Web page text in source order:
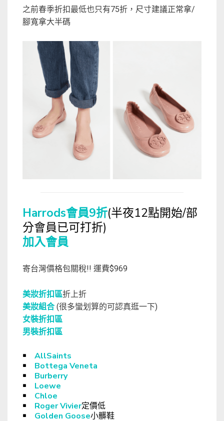
之前春季折扣最低也只有75折，尺寸建議正常拿/
腳寬拿大半碼
Harrods會員9折(半夜12點開始/部
分會員已可打折)
加入會員
寄台灣價格包關稅!! 運費$969
美妝折扣區折上折
美妝組合 (很多蠻划算的可認真逛一下)
女裝折扣區
男裝折扣區
￭ AllSaints
￭ Bottega Veneta
￭ Burberry
￭ Loewe
￭ Chloe
￭ Roger Vivier定價低
￭ Golden Goose小髒鞋